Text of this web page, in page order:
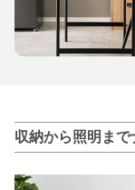
収納から照明ま